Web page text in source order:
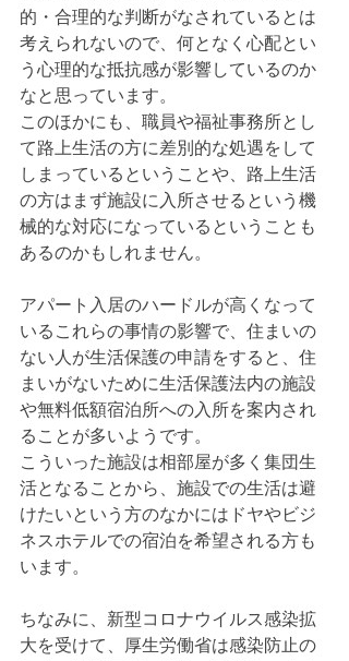
的・合理的な判断がなされているとは
考えられないので、何となく心配とい
う心理的な抵抗感が影響しているのか
なと思っています。
このほかにも、職員や福祉事務所とし
て路上生活の方に差別的な処遇をして
しまっているということや、路上生活
の方はまず施設に入所させるという機
械的な対応になっているということも
あるのかもしれません。
アパート入居のハードルが高くなって
いるこれらの事情の影響で、住まいの
ない人が生活保護の申請をすると、住
まいがないために生活保護法内の施設
や無料低額宿泊所への入所を案内され
ることが多いようです。
こういった施設は相部屋が多く集団生
活となることから、施設での生活は避
けたいという方のなかにはドヤやビジ
ネスホテルでの宿泊を希望される方も
います。
ちなみに、新型コロナウイルス感染拡
大を受けて、厚生労働省は感染防止の